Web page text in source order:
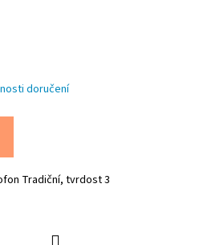
doručení
Tradiční, tvrdost 3